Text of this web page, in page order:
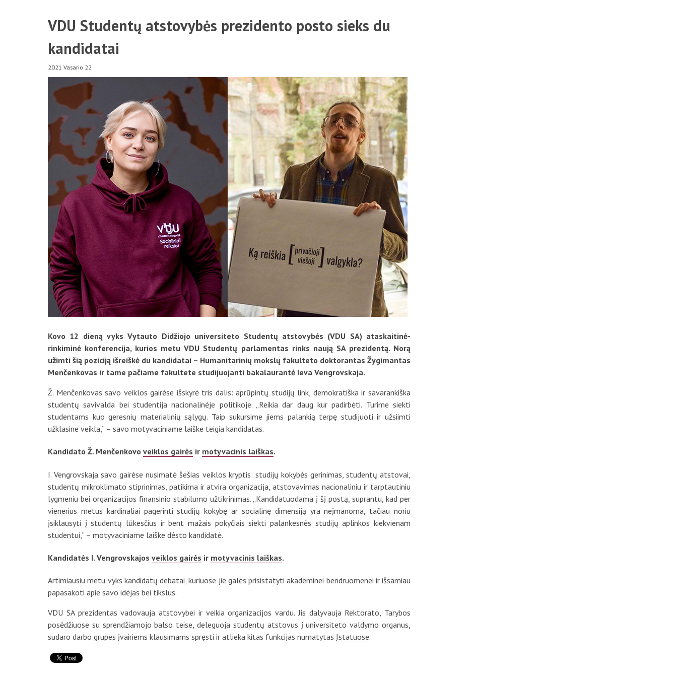
Individualūs poreikiai
Skolos
Stipendijos ir lengvatos
VDU Studentų atstovybės prezidento posto sieks du
kandidatai
2021 Vasario 22
Kovo 12 dieną vyks Vytauto Didžiojo universiteto Studentų atstovybės (VDU SA) ataskaitinė-
rinkiminė konferencija, kurios metu VDU Studentų parlamentas rinks naują SA prezidentą. Norą
užimti šią poziciją išreiškė du kandidatai – Humanitarinių mokslų fakulteto doktorantas Žygimantas
Menčenkovas ir tame pačiame fakultete studijuojanti bakalaurantė Ieva Vengrovskaja.
Ž. Menčenkovas savo veiklos gairėse išskyrė tris dalis: aprūpintų studijų link, demokratiška ir savarankiška
studentų savivalda bei studentija nacionalinėje politikoje. „Reikia dar daug kur padirbėti. Turime siekti
studentams kuo geresnių materialinių sąlygų. Taip sukursime jiems palankią terpę studijuoti ir užsiimti
užklasine veikla,“ – savo motyvaciniame laiške teigia kandidatas.
Kandidato Ž. Menčenkovo veiklos gairės ir motyvacinis laiškas.
I. Vengrovskaja savo gairėse nusimatė šešias veiklos kryptis: studijų kokybės gerinimas, studentų atstovai,
studentų mikroklimato stiprinimas, patikima ir atvira organizacija, atstovavimas nacionaliniu ir tarptautiniu
lygmeniu bei organizacijos finansinio stabilumo užtikrinimas. „Kandidatuodama į šį postą, suprantu, kad per
vienerius metus kardinaliai pagerinti studijų kokybę ar socialinę dimensiją yra neįmanoma, tačiau noriu
įsiklausyti į studentų lūkesčius ir bent mažais pokyčiais siekti palankesnės studijų aplinkos kiekvienam
studentui,“ – motyvaciniame laiške dėsto kandidatė.
Kandidatės I. Vengrovskajos veiklos gairės ir motyvacinis laiškas.
Artimiausiu metu vyks kandidatų debatai, kuriuose jie galės prisistatyti akademinei bendruomenei ir išsamiau
papasakoti apie savo idėjas bei tikslus.
VDU SA prezidentas vadovauja atstovybei ir veikia organizacijos vardu. Jis dalyvauja Rektorato, Tarybos
posėdžiuose su sprendžiamojo balso teise, deleguoja studentų atstovus į universiteto valdymo organus,
sudaro darbo grupes įvairiems klausimams spręsti ir atlieka kitas funkcijas numatytas Įstatuose.